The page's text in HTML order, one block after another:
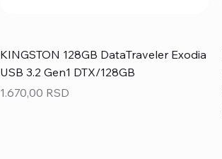
KINGSTON 128GB DataTraveler Exodia
USB 3.2 Gen1 DTX/128GB
Price
1.670,00 RSD